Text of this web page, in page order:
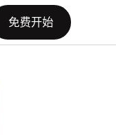
免费开始